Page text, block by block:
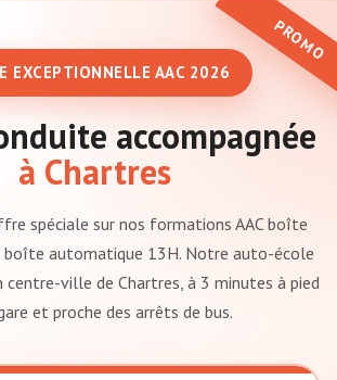
EXCEPTIONNELLE AAC 2026
accompagnée
à Chartres
spéciale sur nos formations AAC boîte
automatique 13H. Notre auto-école
ville de Chartres, à 3 minutes à pied
et proche des arrêts de bus.